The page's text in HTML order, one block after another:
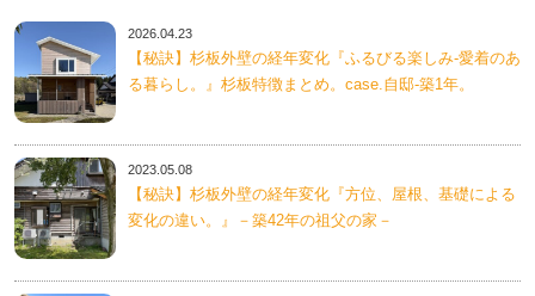
2026.04.23
【秘訣】杉板外壁の経年変化『ふるびる楽しみ-愛着のあ
る暮らし。』杉板特徴まとめ。case.自邸-築1年。
2023.05.08
【秘訣】杉板外壁の経年変化『方位、屋根、基礎による
変化の違い。』－築42年の祖父の家－